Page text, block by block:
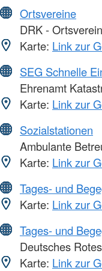
Ortsvereine
DRK -
Karte: Link zur
SEG Schnelle
Ehrenamt
Karte: Link zur
Sozialstationen
Ambulante
Karte: Link zur
Tages- und
Karte: Link zur
Tages- und
Deutsches
Karte: Link zur